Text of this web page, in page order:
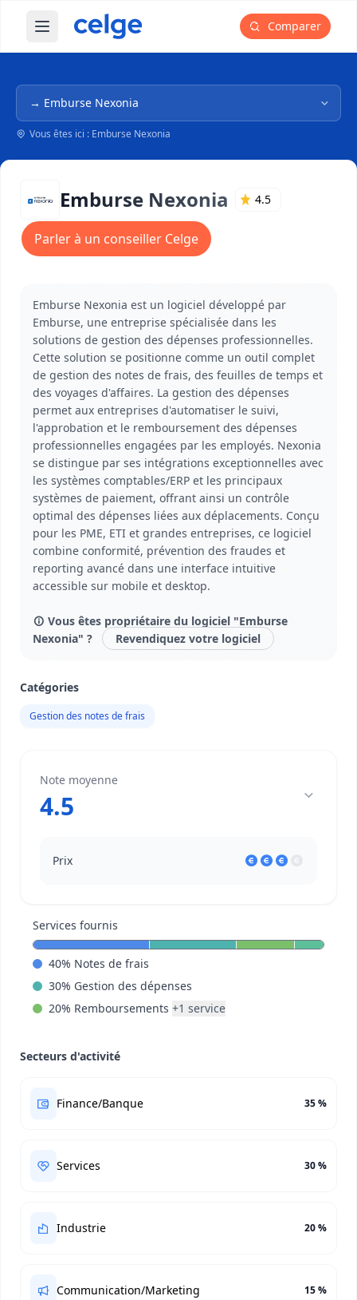
Ouvrir le menu principal Comparer
Navigation dans l'arborescence
Vous êtes ici : Emburse Nexonia
Emburse Nexonia 4.5
Parler à un conseiller Celge
Emburse Nexonia est un logiciel développé par
Emburse, une entreprise spécialisée dans les
solutions de gestion des dépenses professionnelles.
Cette solution se positionne comme un outil complet
de gestion des notes de frais, des feuilles de temps et
des voyages d'affaires. La gestion des dépenses
permet aux entreprises d'automatiser le suivi,
l'approbation et le remboursement des dépenses
professionnelles engagées par les employés. Nexonia
se distingue par ses intégrations exceptionnelles avec
les systèmes comptables/ERP et les principaux
systèmes de paiement, offrant ainsi un contrôle
optimal des dépenses liées aux déplacements. Conçu
pour les PME, ETI et grandes entreprises, ce logiciel
combine conformité, prévention des fraudes et
reporting avancé dans une interface intuitive
accessible sur mobile et desktop.
Vous êtes propriétaire du logiciel "Emburse
Nexonia" ?
Revendiquez votre logiciel
Catégories
Gestion des notes de frais
Note moyenne
4.5
Prix
Services fournis
40% Notes de frais
30% Gestion des dépenses
20% Remboursements +1 service
Secteurs d'activité
Finance/Banque 35 %
Services 30 %
Industrie 20 %
Communication/Marketing 15 %